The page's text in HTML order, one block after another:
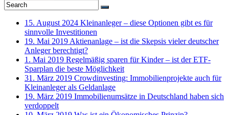
15. August 2024 Kleinanleger – diese Optionen gibt es für
sinnvolle Investitionen
19. Mai 2019 Aktienanlage – ist die Skepsis vieler deutscher
Anleger berechtigt?
1. Mai 2019 Regelmäßig sparen für Kinder – ist der ETF-
Sparplan die beste Möglichkeit
31. März 2019 Crowdinvesting: Immobilienprojekte auch für
Kleinanleger als Geldanlage
19. März 2019 Immobilienumsätze in Deutschland haben sich
verdoppelt